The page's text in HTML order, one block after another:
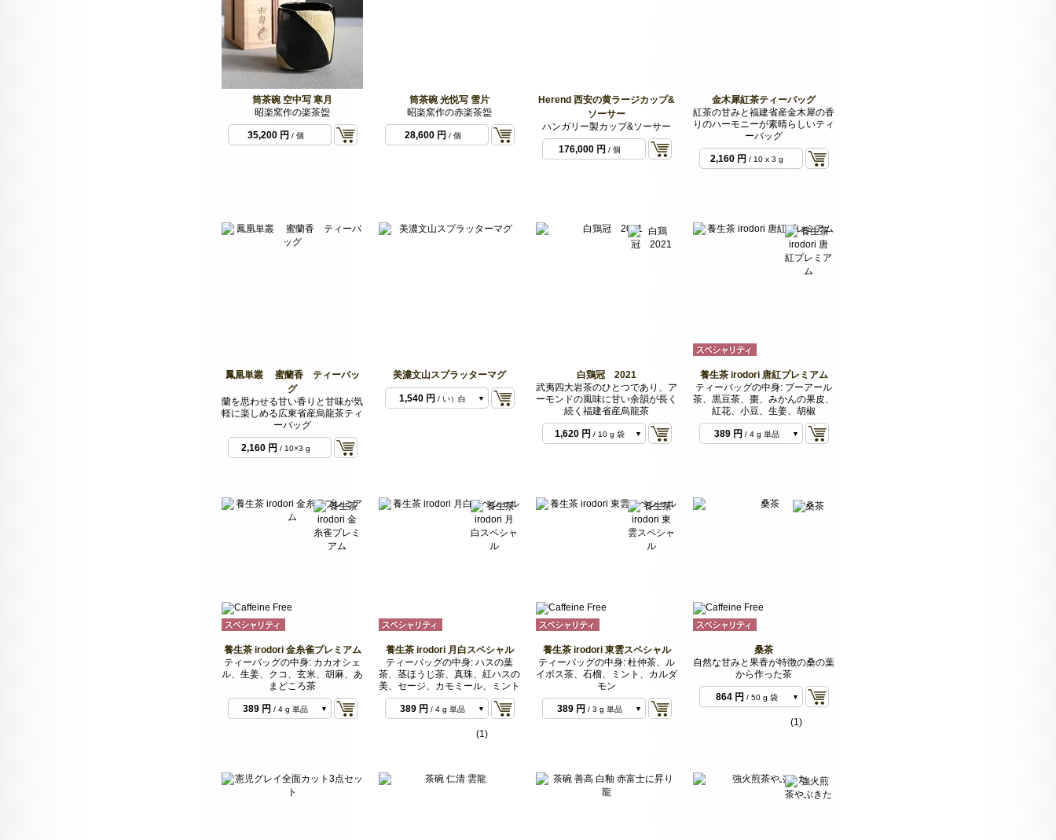
筒茶碗 空中写 寒月
昭楽窯作の楽茶盌
35,200 円 / 個
筒茶碗 光悦写 雪片
昭楽窯作の赤楽茶盌
28,600 円 / 個
Herend 西安の黄ラージカップ&
ソーサー
ハンガリー製カップ&ソーサー
176,000 円 / 個
金木犀紅茶ティーバッグ
紅茶の甘みと福建省産金木犀の香
りのハーモニーが素晴らしいティ
ーバッグ
2,160 円 / 10 x 3 g
袋
鳳凰単叢 蜜蘭香 ティーバッ
グ
蘭を思わせる甘い香りと甘味が気
軽に楽しめる広東省産烏龍茶ティ
ーバッグ
2,160 円 / 10×3 g
袋
美濃文山スプラッターマグ
1,540 円/ あ）青
1,540 円 / い）白
白鶏冠 2021
武夷四大岩茶のひとつであり、ア
ーモンドの風味に甘い余韻が長く
続く福建省産烏龍茶
1,620 円 / 10 g 袋
養生茶 irodori 唐紅プレミアム
ティーバッグの中身: プーアール
茶、黒豆茶、棗、みかんの果皮、
紅花、小豆、生姜、胡椒
389 円 / 4 g 単品
養生茶 irodori 金糸雀プレミアム
ティーバッグの中身: カカオシェ
ル、生姜、クコ、玄米、胡麻、あ
まどころ茶
389 円 / 4 g 単品
養生茶 irodori 月白スペシャル
ティーバッグの中身: ハスの葉
茶、茎ほうじ茶、真珠、紅ハスの
美、セージ、カモミール、ミント
389 円 / 4 g 単品
(1)
養生茶 irodori 東雲スペシャル
ティーバッグの中身: 杜仲茶、ル
イボス茶、石榴、ミント、カルダ
モン
389 円 / 3 g 単品
桑茶
自然な甘みと果香が特徴の桑の葉
から作った茶
864 円 / 50 g 袋
(1)